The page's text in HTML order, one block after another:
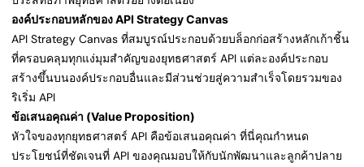
องค์ประกอบหลักของ API Strategy Canvas
API Strategy Canvas ที่สมบูรณ์ประกอบด้วยบล็อกก่อสร้างหลักเก้าชิ้น
ที่ครอบคลุมทุกแง่มุมสำคัญของยุทธศาสตร์ API แต่ละองค์ประกอบ
สร้างขึ้นบนองค์ประกอบอื่นและมีส่วนช่วยสู่ความสำเร็จโดยรวมของ
ริเริ่ม API
ข้อเสนอคุณค่า (Value Proposition)
หัวใจของทุกยุทธศาสตร์ API คือข้อเสนอคุณค่า ที่นี่คุณกำหนด
ประโยชน์ที่ชัดเจนที่ API ของคุณมอบให้กับนักพัฒนาและลูกค้าปลาย